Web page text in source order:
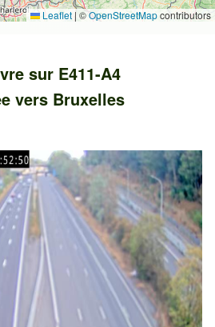
Leaflet | ©OpenStreetMapcontributors
sur E411-A4
vers Bruxelles